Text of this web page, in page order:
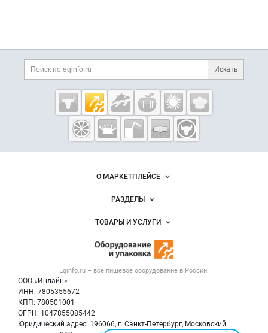
Дополнительная информация
Поиск по сайту и
Искать
Cсылки на полезные проекты
Eqinfo.ru —
пищевое
оборудование
и упаковка
Важные разделы и контакты
Eqinfo.ru – все пищевое оборудование в России.
ООО «Инлайн»
ИНН: 7805355672
КПП: 780501001
ОГРН: 1047855085442
Юридический адрес: 196066, г. Санкт-Петербург, Московский
Навигация по сайтуО МАРКЕТПЛЕЙСЕ
Новости Eqinfo.ru
Размещение рекламы
Публичная оферта
Контактная информация
Политика обработки персональных данных
РАЗДЕЛЫ
Объявления
Вакансии
ТОВАРЫ И УСЛУГИ
Оборудование для пищепрома
Тара и упаковка
Б/у оборудование